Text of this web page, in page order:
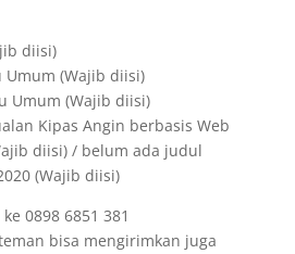
diisi)
Umum (Wajib diisi)
Umum (Wajib diisi)
Kipas Angin berbasis Web
diisi) / belum ada judul
(Wajib diisi)
0898 6851 381
bisa mengirimkan juga